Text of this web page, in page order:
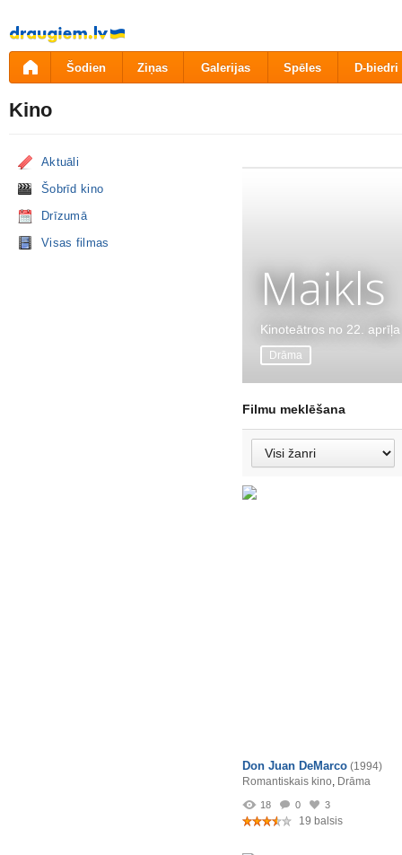
Pāriet
uz
saturu
Šodien Ziņas Galerijas Spēles D-biedri
Kino
Aktuāli
Šobrīd kino
Drīzumā
Visas filmas
Maikls
Kinoteātros no 22. aprīļa
Drāma
Filmu meklēšana
Don Juan DeMarco (1994)
Romantiskais kino, Drāma
18 0 3
19 balsis